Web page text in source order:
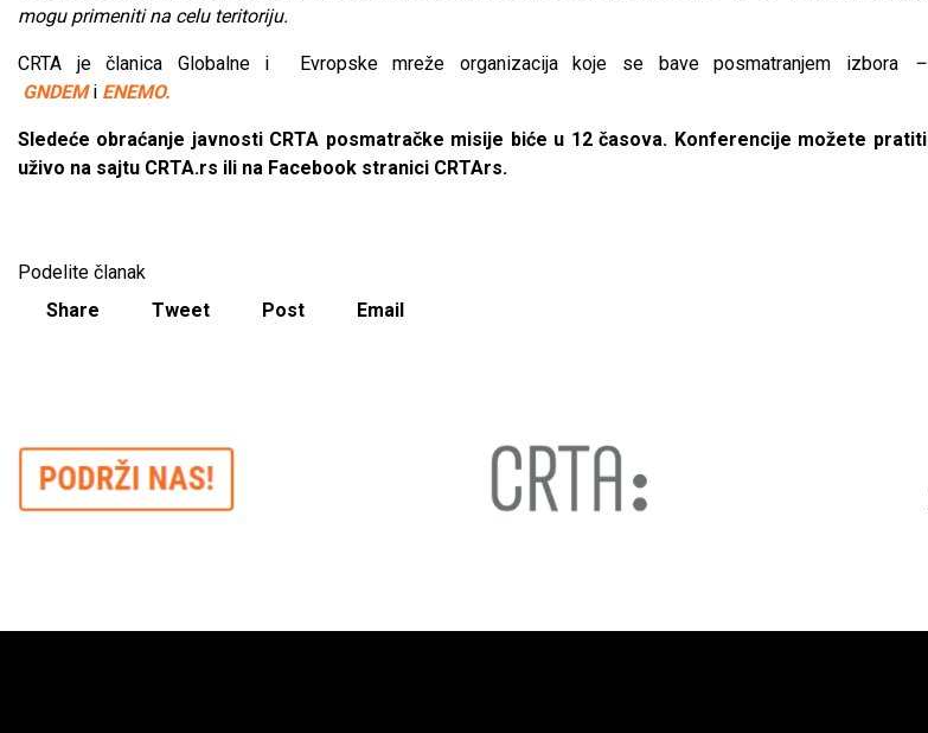
mogu primeniti na celu teritoriju.
CRTA je članica Globalne i Evropske mreže organizacija koje se bave posmatranjem izbora–
GNDEMi ENEMO.
Sledeće obraćanje javnosti CRTA posmatračke misije biće u 12 časova. Konferencije možete pratiti
uživo na sajtu CRTA.rs ili na Facebook stranici CRTArs.
Podelite članak
Share
Tweet Post Email